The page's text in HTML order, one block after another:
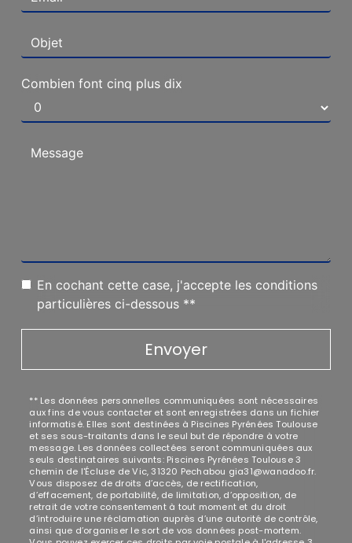
Combien font cinq plus dix
En cochant cette case, j'accepte les conditions
particulières ci-dessous **
Envoyer
** Les données personnelles communiquées sont nécessaires
aux fins de vous contacter et sont enregistrées dans un fichier
informatisé. Elles sont destinées à Piscines Pyrénées Toulouse
et ses sous-traitants dans le seul but de répondre à votre
message. Les données collectées seront communiquées aux
seuls destinataires suivants: Piscines Pyrénées Toulouse 3
chemin de l'Écluse de Vic, 31320 Pechabou gia31@wanadoo.fr.
Vous disposez de droits d’accès, de rectification,
d’effacement, de portabilité, de limitation, d’opposition, de
retrait de votre consentement à tout moment et du droit
d’introduire une réclamation auprès d’une autorité de contrôle,
ainsi que d’organiser le sort de vos données post-mortem.